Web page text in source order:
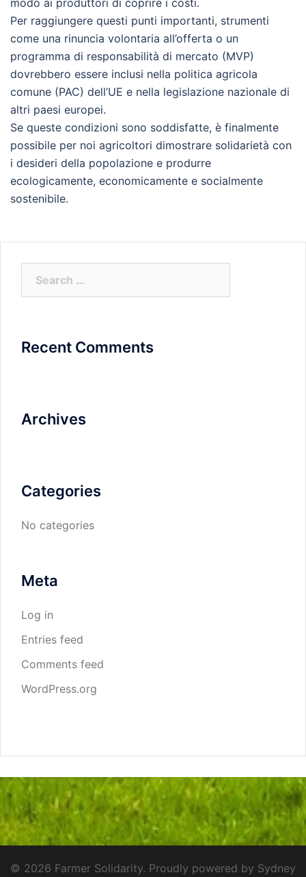
modo ai produttori di coprire i costi.
Per raggiungere questi punti importanti, strumenti
come una rinuncia volontaria all’offerta o un
programma di responsabilità di mercato (MVP)
dovrebbero essere inclusi nella politica agricola
comune (PAC) dell’UE e nella legislazione nazionale di
altri paesi europei.
Se queste condizioni sono soddisfatte, è finalmente
possibile per noi agricoltori dimostrare solidarietà con
i desideri della popolazione e produrre
ecologicamente, economicamente e socialmente
sostenibile.
Recent Comments
Archives
Categories
No categories
Meta
Log in
Entries feed
Comments feed
WordPress.org
© 2026 Farmer Solidarity. Proudly powered by Sydney